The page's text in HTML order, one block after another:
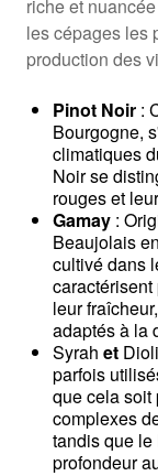
riche et
les cépages les
production des
Pinot Noir :
Bourgogne,
climatiques
Noir se
rouges et
Gamay :
Beaujolais
cultivé dans
leur
adaptés à la
Syrah et
parfois
que cela soit
complexes
tandis que
profondeur